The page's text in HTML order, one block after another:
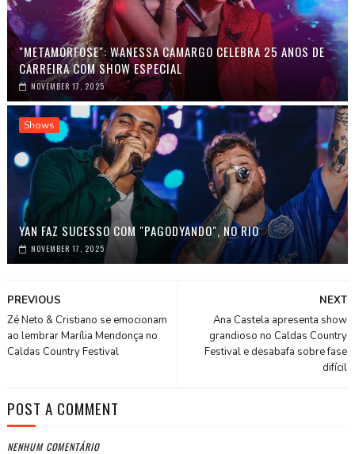
"METAMORFOSE": WANESSA CAMARGO CELEBRA 25 ANOS DE
CARREIRA COM SHOW ESPECIAL
NOVEMBER 17, 2025
Shows
YAN FAZ SUCESSO COM "PAGODYANDO", NO RIO
NOVEMBER 17, 2025
NEXT
Ana Castela apresenta show
grandioso no Caldas Country
Festival e desabafa sobre fase
difícil
PREVIOUS
Zé Neto & Cristiano se emocionam
ao lembrar Marília Mendonça no
Caldas Country Festival
POST A COMMENT
NENHUM COMENTÁRIO